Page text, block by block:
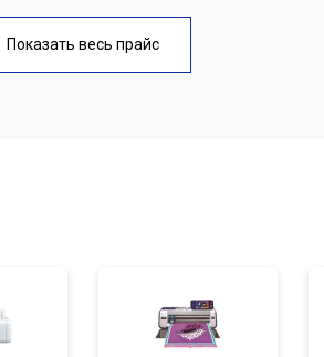
от 80 мин
от 110 мин
Показать весь прайс